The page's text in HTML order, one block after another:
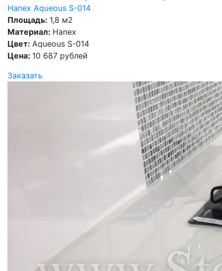
Hanex Aqueous S-014
Площадь: 1,8 м2
Материал: Hanex
Цвет: Aqueous S-014
Цена: 10 687 рублей
Заказать